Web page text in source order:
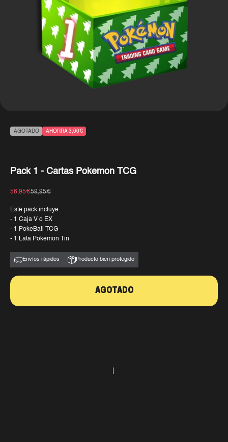
AGOTADO AHORRA 3,00€
Pack 1 - Cartas Pokemon TCG
Precio de oferta
56,95€Precio normal
59,95€
Este pack incluye:
- 1 Caja V o EX
- 1 PokeBall TCG
- 1 Lata Pokemon Tin
Envíos rápidos Producto bien protegido
AGOTADO